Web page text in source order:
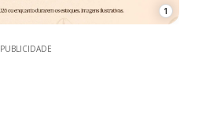
1
PUBLICIDADE